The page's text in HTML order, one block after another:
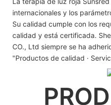
internacionales y los
Su calidad cumple con los
calidad y está certificada.
CO., Ltd siempre se ha
"Productos de calidad ·